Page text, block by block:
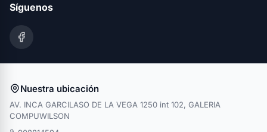
Síguenos
Nuestra ubicación
AV. INCA GARCILASO DE LA VEGA 1250 int 102, GALERIA
COMPUWILSON